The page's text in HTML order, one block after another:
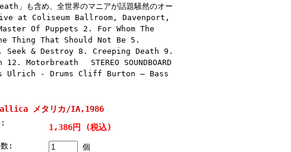
」も含め、全世界のマニアが話題騒然のオー
。 Live at Coliseum Ballroom, Davenport,
Of Puppets 2. For Whom The
Thing That Should Not Be 5.
& Destroy 8. Creeping Death 9.
Motorbreath STEREO SOUNDBOARD
Ulrich - Drums Cliff Burton – Bass
メタリカ/IA,1986
: 1,386円 (税込)
: 個